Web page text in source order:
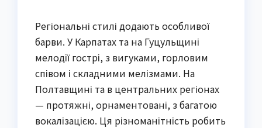
Регіональні стилі додають особливої
барви. У Карпатах та на Гуцульщині
мелодії гострі, з вигуками, горловим
співом і складними мелізмами. На
Полтавщині та в центральних регіонах
— протяжні, орнаментовані, з багатою
вокалізацією. Ця різноманітність робить